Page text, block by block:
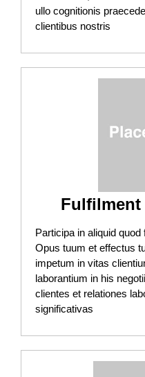
ullo cognitionis
clientibus nostris
Fulfilment
Participa in aliquid
Opus tuum et effectus
impetum in vitas
laborantium in his
clientes et relationes
significativas